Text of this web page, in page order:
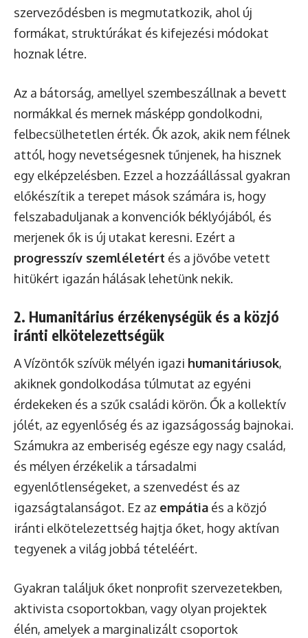
szerveződésben is megmutatkozik, ahol új
formákat, struktúrákat és kifejezési módokat
hoznak létre.
Az a bátorság, amellyel szembeszállnak a bevett
normákkal és mernek másképp gondolkodni,
felbecsülhetetlen érték. Ők azok, akik nem félnek
attól, hogy nevetségesnek tűnjenek, ha hisznek
egy elképzelésben. Ezzel a hozzáállással gyakran
előkészítik a terepet mások számára is, hogy
felszabaduljanak a konvenciók béklyójából, és
merjenek ők is új utakat keresni. Ezért a
progresszív szemléletért és a jövőbe vetett
hitükért igazán hálásak lehetünk nekik.
2. Humanitárius érzékenységük és a közjó
iránti elkötelezettségük
A Vízöntők szívük mélyén igazi humanitáriusok,
akiknek gondolkodása túlmutat az egyéni
érdekeken és a szűk családi körön. Ők a kollektív
jólét, az egyenlőség és az igazságosság bajnokai.
Számukra az emberiség egésze egy nagy család,
és mélyen érzékelik a társadalmi
egyenlőtlenségeket, a szenvedést és az
igazságtalanságot. Ez az empátia és a közjó
iránti elkötelezettség hajtja őket, hogy aktívan
tegyenek a világ jobbá tételéért.
Gyakran találjuk őket nonprofit szervezetekben,
aktivista csoportokban, vagy olyan projektek
élén, amelyek a marginalizált csoportok